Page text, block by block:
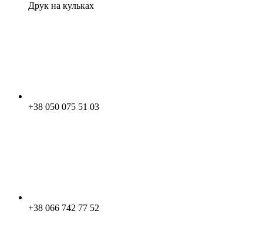
Друк на кульках
+38 050 075 51 03
+38 066 742 77 52